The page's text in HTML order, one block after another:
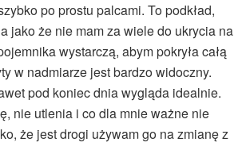
po prostu palcami. To podkład,
jako że nie mam za wiele do ukrycia na
wystarczą, abym pokryła całą
w nadmiarze jest bardzo widoczny.
pod koniec dnia wygląda idealnie.
nie utlenia i co dla mnie ważne nie
że jest drogi używam go na zmianę z